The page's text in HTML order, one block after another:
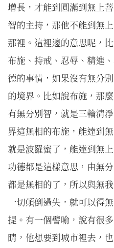
增長，才能到圓滿到無上
智的主持，那他不能到無
那裡。這裡邊的意思呢，
布施、持戒、忍辱、精進
德的事情，如果沒有無分
的境界。比如說布施，那
有無分別智，就是三輪清
界這無相的布施，能達到
就是波羅蜜了，能達到無
功德都是這樣意思，由無
都是無相的了，所以與無
一切顛倒過失，就可以得
提。有一個譬喻，說有很
睛，他想要到城市裡去，